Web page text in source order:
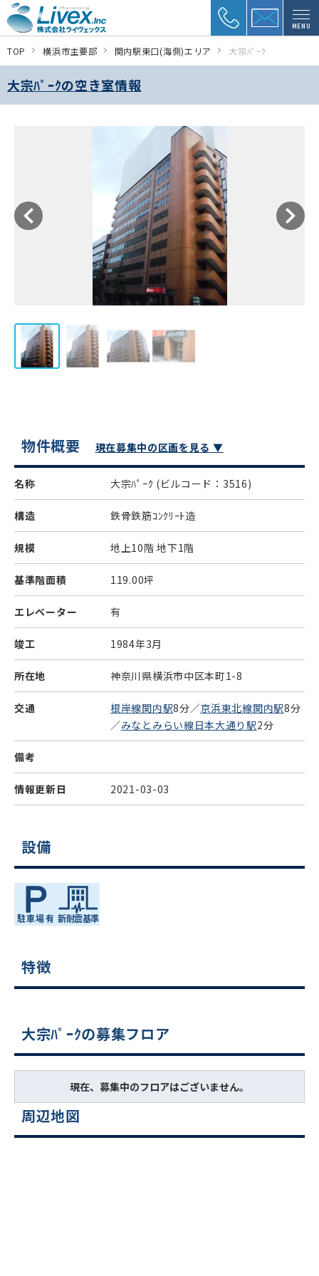
MENU
TOP 横浜市主要部 関内駅東口(海側)エリア 大宗ﾊﾟｰｸ
大宗ﾊﾟｰｸの空き室情報
物件概要 現在募集中の区画を見る ▼
名称 大宗ﾊﾟｰｸ (ビルコード：3516)
構造 鉄骨鉄筋ｺﾝｸﾘｰﾄ造
規模 地上10階 地下1階
基準階面積 119.00坪
エレベーター 有
竣工 1984年3月
所在地 神奈川県横浜市中区本町1-8
交通 根岸線関内駅8分／京浜東北線関内駅8分
／みなとみらい線日本大通り駅2分
備考
情報更新日 2021-03-03
設備
特徴
大宗ﾊﾟｰｸの募集フロア
現在、募集中のフロアはございません。
周辺地図